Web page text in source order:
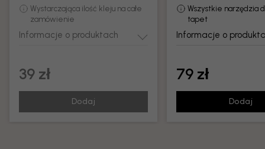
Wystarczająca ilość kleju na całe
zamówienie
Informacje o produktach
39 zł
Dodaj
Wszystkie narzędzia
tapet
Informacje o
79 zł
Dodaj